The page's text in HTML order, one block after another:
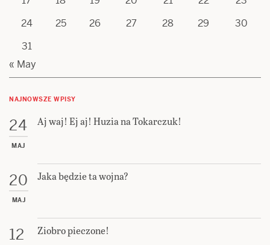
24
25 26 27 28 29
30
31
« May
NAJNOWSZE WPISY
24
MAJ
Aj waj! Ej aj! Huzia na Tokarczuk!
20
MAJ
Jaka będzie ta wojna?
12 Ziobro pieczone!